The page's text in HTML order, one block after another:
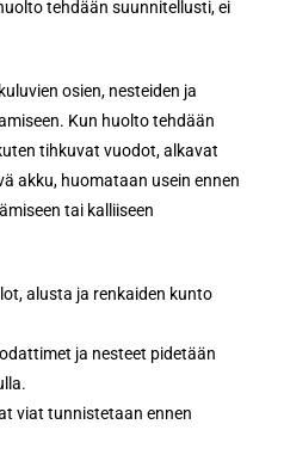
tehdään suunnitellusti, ei
osien, nesteiden ja
Kun huolto tehdään
tihkuvat vuodot, alkavat
akku, huomataan usein ennen
tai kalliiseen
alusta ja renkaiden kunto
ja nesteet pidetään
viat tunnistetaan ennen